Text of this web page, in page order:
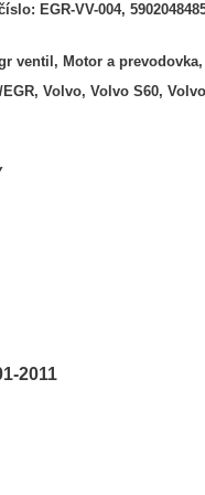
EGR-VV-004,
ventil , Motor a prevodovka
,Volvo,Volvo S60,
2011